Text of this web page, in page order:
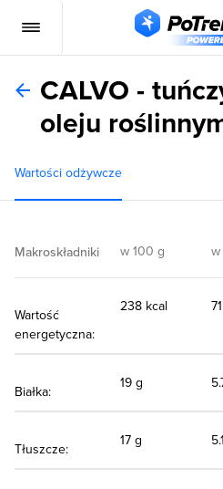
CALVO -
oleju
Wartości odżywcze
Makroskładniki w 100 g w
Wartość
energetyczna:
238 kcal
Białka:
19 g
Tłuszcze:
17 g